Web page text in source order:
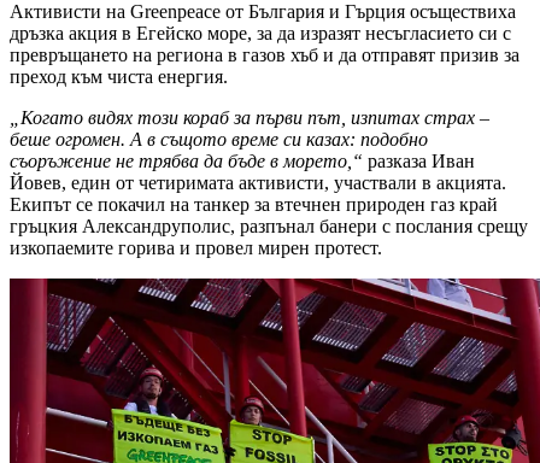
Активисти на Greenpeace от България и Гърция осъществиха
дръзка акция в Егейско море, за да изразят несъгласието си с
превръщането на региона в газов хъб и да отправят призив за
преход към чиста енергия.
„Когато видях този кораб за първи път, изпитах страх –
беше огромен. А в същото време си казах: подобно
съоръжение не трябва да бъде в морето,“ разказа Иван
Йовев, един от четиримата активисти, участвали в акцията.
Екипът се покачил на танкер за втечнен природен газ край
гръцкия Александруполис, разпънал банери с послания срещу
изкопаемите горива и провел мирен протест.